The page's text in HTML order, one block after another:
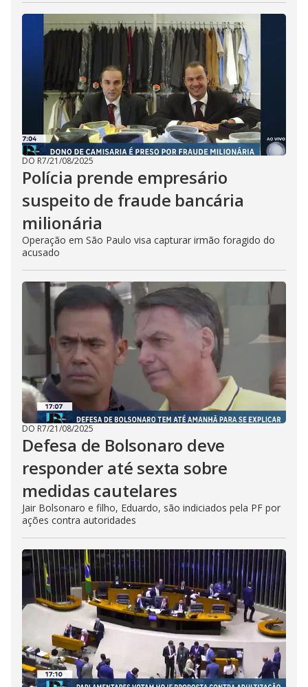
DO R7/21/08/2025
Polícia prende empresário
suspeito de fraude bancária
milionária
Operação em São Paulo visa capturar irmão foragido do
acusado
DO R7/21/08/2025
Defesa de Bolsonaro deve
responder até sexta sobre
medidas cautelares
Jair Bolsonaro e filho, Eduardo, são indiciados pela PF por
ações contra autoridades